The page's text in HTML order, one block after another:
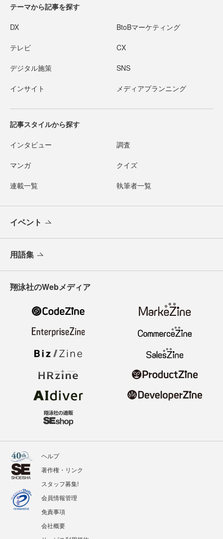
テーマから記事を探す
DX BtoBマーケティング
テレビ CX
デジタル施策 SNS
インサイト メディアプランニング
記事スタイルから探す
インタビュー 調査
マンガ クイズ
連載一覧 執筆者一覧
イベント
用語集
翔泳社のWebメディア
ヘルプ
著作権・リンク
スタッフ募集!
会員情報管理
免責事項
会社概要